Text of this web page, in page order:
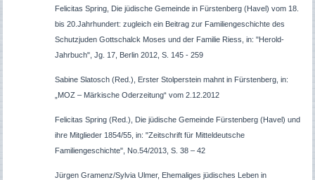
Felicitas Spring, Die jüdische Gemeinde in Fürstenberg (Havel) vom 18.
bis 20.Jahrhundert: zugleich ein Beitrag zur Familiengeschichte des
Schutzjuden Gottschalck Moses und der Familie Riess, in: "Herold-
Jahrbuch", Jg. 17, Berlin 2012, S. 145 - 259
Sabine Slatosch (Red.), Erster Stolperstein mahnt in Fürstenberg, in:
„MOZ – Märkische Oderzeitung“ vom 2.12.2012
Felicitas Spring (Red.), Die jüdische Gemeinde Fürstenberg (Havel) und
ihre Mitglieder 1854/55, in: "Zeitschrift für Mitteldeutsche
Familiengeschichte", No.54/2013, S. 38 – 42
Jürgen Gramenz/Sylvia Ulmer, Ehemaliges jüdisches Leben in